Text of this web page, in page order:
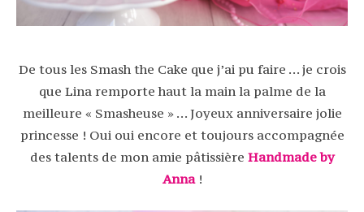
De tous les Smash the Cake que j’ai pu faire … je crois
que Lina remporte haut la main la palme de la
meilleure « Smasheuse » … Joyeux anniversaire jolie
princesse ! Oui oui encore et toujours accompagnée
des talents de mon amie pâtissière Handmade by
Anna !